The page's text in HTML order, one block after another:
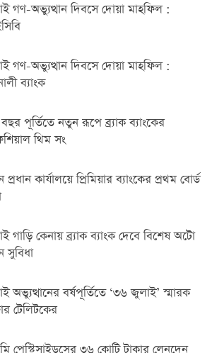
গণ-অভ্যুত্থান দিবসে দোয়া মাহফিল :
গণ-অভ্যুত্থান দিবসে দোয়া মাহফিল :
ব্যাংক
পূর্তিতে নতুন রূপে ব্র্যাক ব্যাংকের
থিম সং
কার্যালয়ে প্রিমিয়ার ব্যাংকের প্রথম বোর্ড
গাড়ি কেনায় ব্র্যাক ব্যাংক দেবে বিশেষ অটো
সুবিধা
অভ্যুত্থানের বর্ষপূর্তিতে ‘৩৬ জুলাই’ স্মারক
টেলিটকের
পেস্টিসাইডসের ৩৬ কোটি টাকার লেনদেন